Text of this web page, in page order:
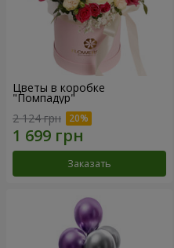
Цветы в коробке
"Помпадур"
2 124 грн
Заказать